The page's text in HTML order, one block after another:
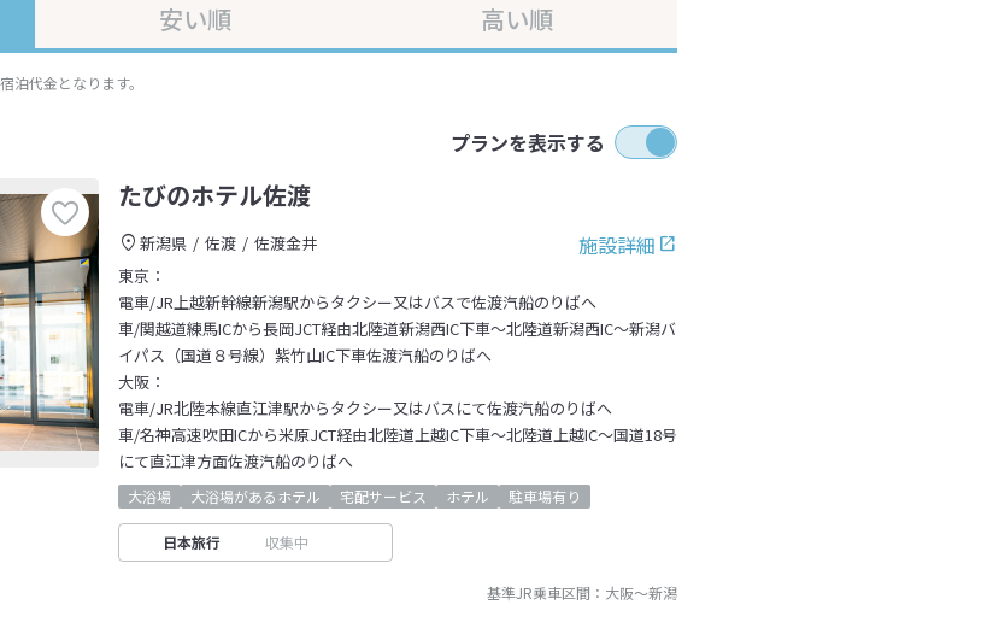
安い順 高い順
代金となります。
プランを表示する
たびのホテル佐渡
施設詳細
新潟県 佐渡
佐渡金井
東京：
電車/JR上越新幹線新潟駅からタクシー又はバスで佐渡汽船のりばへ
車/関越道練馬ICから長岡JCT経由北陸道新潟西IC下車～北陸道新潟西IC～新潟バ
イパス（国道８号線）紫竹山IC下車佐渡汽船のりばへ
大阪：
電車/JR北陸本線直江津駅からタクシー又はバスにて佐渡汽船のりばへ
車/名神高速吹田ICから米原JCT経由北陸道上越IC下車～北陸道上越IC～国道18号
にて直江津方面佐渡汽船のりばへ
大浴場 大浴場があるホテル 宅配サービス ホテル 駐車場有り
日本旅行 収集中
基準JR乗車区間： 大阪～新潟